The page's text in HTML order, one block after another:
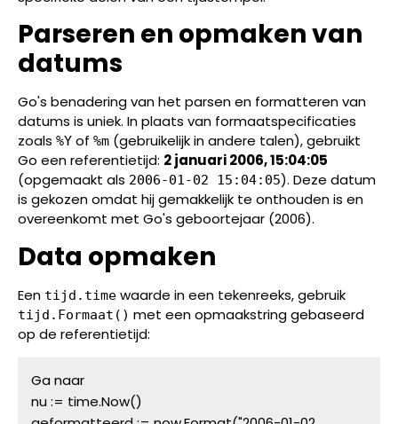
Parseren en opmaken van
datums
Go's benadering van het parsen en formatteren van
datums is uniek. In plaats van formaatspecificaties
zoals %Y of %m (gebruikelijk in andere talen), gebruikt
Go een referentietijd: 2 januari 2006, 15:04:05
(opgemaakt als 2006-01-02 15:04:05). Deze datum
is gekozen omdat hij gemakkelijk te onthouden is en
overeenkomt met Go's geboortejaar (2006).
Data opmaken
Een tijd.time waarde in een tekenreeks, gebruik
tijd.Formaat() met een opmaakstring gebaseerd
op de referentietijd:
Ga naar
nu := time.Now()